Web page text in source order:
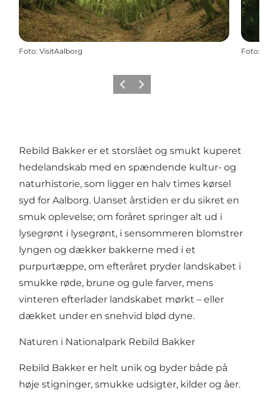
Foto: VisitAalborg Foto:
ForrigeNæste
Rebild Bakker er et storslået og smukt kuperet
hedelandskab med en spændende kultur- og
naturhistorie, som ligger en halv times kørsel
syd for Aalborg. Uanset årstiden er du sikret en
smuk oplevelse; om foråret springer alt ud i
lysegrønt i lysegrønt, i sensommeren blomstrer
lyngen og dækker bakkerne med i et
purpurtæppe, om efteråret pryder landskabet i
smukke røde, brune og gule farver, mens
vinteren efterlader landskabet mørkt – eller
dækket under en snehvid blød dyne.
Naturen i Nationalpark Rebild Bakker
Rebild Bakker er helt unik og byder både på
høje stigninger, smukke udsigter, kilder og åer.